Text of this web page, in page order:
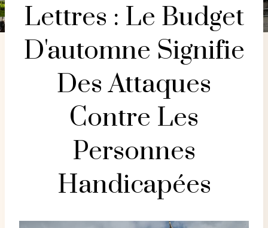
Lettres : Le Budget
D'automne Signifie
Des Attaques
Contre Les
Personnes
Handicapées